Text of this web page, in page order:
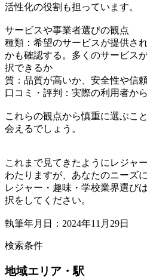
活性化の役割も担っています。
サービスや事業者選びの観点
種類：希望のサービスが提供さ
かも確認する。多くのサービス
択できるか
質：品質が高いか、安全性や信
口コミ・評判：実際の利用者か
これらの観点から慎重に選ぶこ
会えるでしょう。
これまで見てきたようにレジャ
わたりますが、あなたのニーズ
レジャー・趣味・学校業界選び
択をしてください。
執筆年月日：2024年11月29日
検索条件
地域エリア・駅